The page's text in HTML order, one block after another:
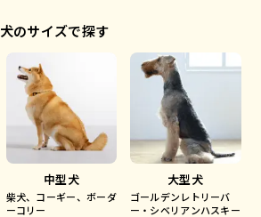
犬のサイズで探す
中型犬
柴犬、コーギー、ボーダ
ーコリー
大型犬
ゴールデンレトリーバ
ー・シベリアンハスキー